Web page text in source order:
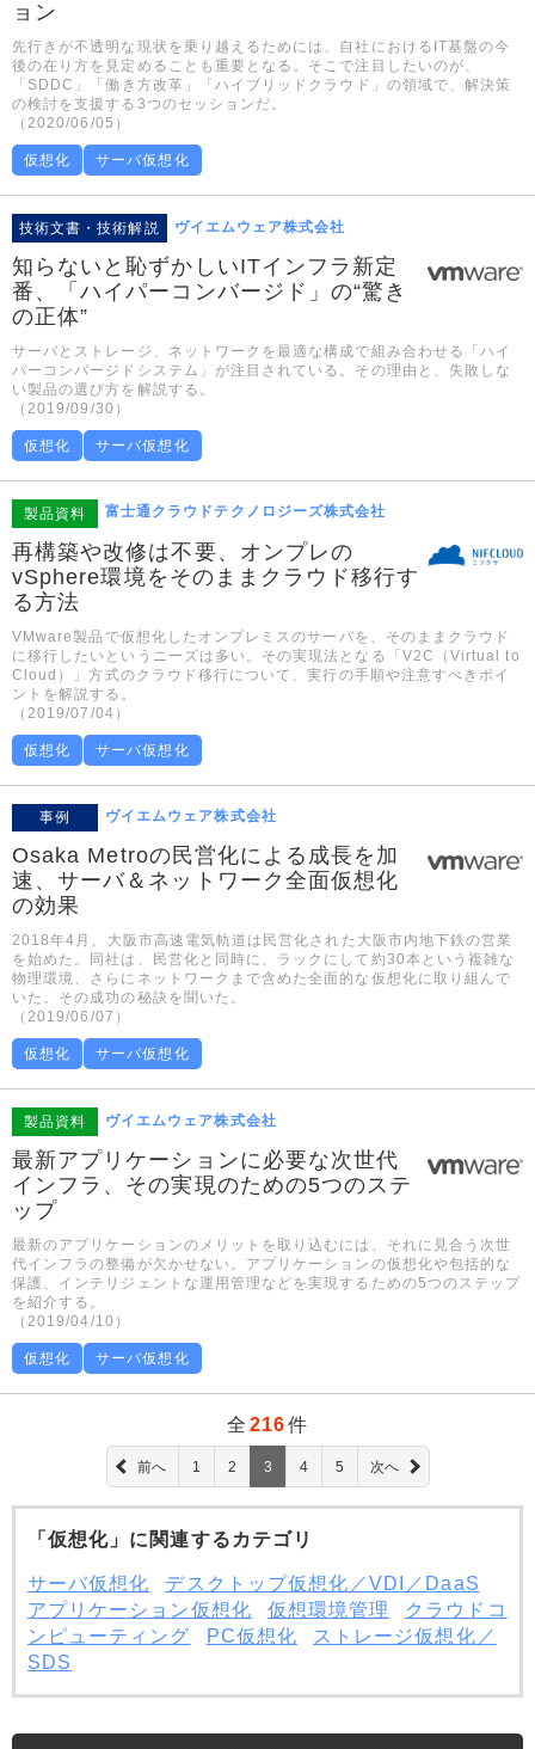
ョン
先行きが不透明な現状を乗り越えるためには、自社におけるIT基盤の今
後の在り方を見定めることも重要となる。そこで注目したいのが、
「SDDC」「働き方改革」「ハイブリッドクラウド」の領域で、解決策
の検討を支援する3つのセッションだ。
（2020/06/05）
仮想化 サーバ仮想化
技術文書・技術解説 ヴイエムウェア株式会社
知らないと恥ずかしいITインフラ新定
番、「ハイパーコンバージド」の“驚き
の正体”
サーバとストレージ、ネットワークを最適な構成で組み合わせる「ハイ
パーコンバージドシステム」が注目されている。その理由と、失敗しな
い製品の選び方を解説する。
（2019/09/30）
仮想化 サーバ仮想化
製品資料 富士通クラウドテクノロジーズ株式会社
再構築や改修は不要、オンプレの
vSphere環境をそのままクラウド移行す
る方法
VMware製品で仮想化したオンプレミスのサーバを、そのままクラウド
に移行したいというニーズは多い。その実現法となる「V2C（Virtual to
Cloud）」方式のクラウド移行について、実行の手順や注意すべきポイ
ントを解説する。
（2019/07/04）
仮想化 サーバ仮想化
事例 ヴイエムウェア株式会社
Osaka Metroの民営化による成長を加
速、サーバ＆ネットワーク全面仮想化
の効果
2018年4月、大阪市高速電気軌道は民営化された大阪市内地下鉄の営業
を始めた。同社は、民営化と同時に、ラックにして約30本という複雑な
物理環境、さらにネットワークまで含めた全面的な仮想化に取り組んで
いた。その成功の秘訣を聞いた。
（2019/06/07）
仮想化 サーバ仮想化
製品資料 ヴイエムウェア株式会社
最新アプリケーションに必要な次世代
インフラ、その実現のための5つのステ
ップ
最新のアプリケーションのメリットを取り込むには、それに見合う次世
代インフラの整備が欠かせない。アプリケーションの仮想化や包括的な
保護、インテリジェントな運用管理などを実現するための5つのステップ
を紹介する。
（2019/04/10）
仮想化 サーバ仮想化
全 216件
前へ 1 2 3 4 5 次へ
「仮想化」に関連するカテゴリ
サーバ仮想化
デスクトップ仮想化／VDI／DaaS
アプリケーション仮想化
仮想環境管理
クラウドコ
ンピューティング
PC仮想化
ストレージ仮想化／
SDS